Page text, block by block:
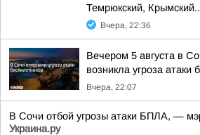
Темрюкский,
Вчера, 22:36
Вечером 5 августа в
возникла угроза атаки
Вчера, 22:07
В Сочи отбой угрозы атаки БПЛА, —
Украина.ру